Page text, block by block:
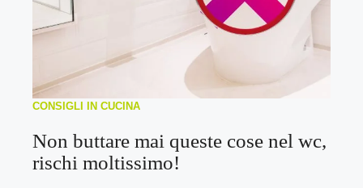
CONSIGLI IN CUCINA
Non buttare mai queste cose nel wc,
rischi moltissimo!